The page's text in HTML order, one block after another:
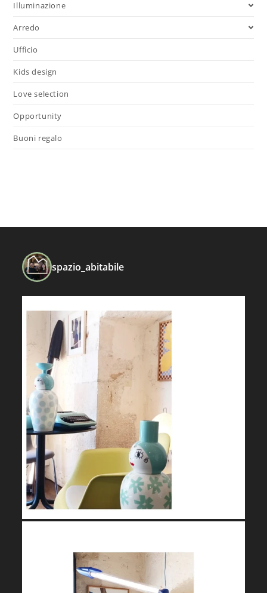
Illuminazione
Arredo
Ufficio
Kids design
Love selection
Opportunity
Buoni regalo
spazio_abitabile